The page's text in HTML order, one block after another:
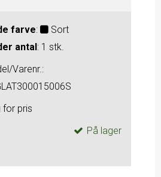
farve:
Sort
antal : 1 stk.
Varenr.:
for pris
På lager